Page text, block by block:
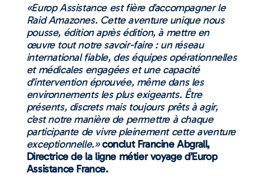
«Europ Assistance est fière d’accompagner le
Raid Amazones. Cette aventure unique nous
pousse, édition après édition, à mettre en
œuvre tout notre savoir-faire : un réseau
international fiable, des équipes opérationnelles
et médicales engagées et une capacité
d’intervention éprouvée, même dans les
environnements les plus exigeants. Être
présents, discrets mais toujours prêts à agir,
c’est notre manière de permettre à chaque
participante de vivre pleinement cette aventure
exceptionnelle.» conclut Francine Abgrall,
Directrice de la ligne métier voyage d’Europ
Assistance France.